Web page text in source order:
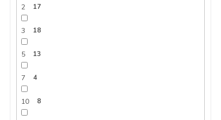
2 17
3 18
5 13
7 4
10 8